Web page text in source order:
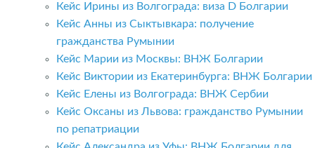
Кейс Ирины из Волгограда: виза D Болгарии
Кейс Анны из Сыктывкара: получение
гражданства Румынии
Кейс Марии из Москвы: ВНЖ Болгарии
Кейс Виктории из Екатеринбурга: ВНЖ Болгарии
Кейс Елены из Волгограда: ВНЖ Сербии
Кейс Оксаны из Львова: гражданство Румынии
по репатриации